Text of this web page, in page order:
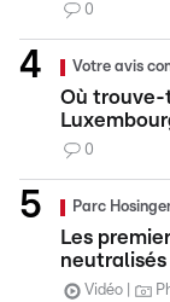
0
Votre avis
Où trouve-
0
Parc
Les
neutralisés
Vidéo